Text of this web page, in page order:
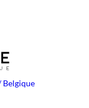
Belgique